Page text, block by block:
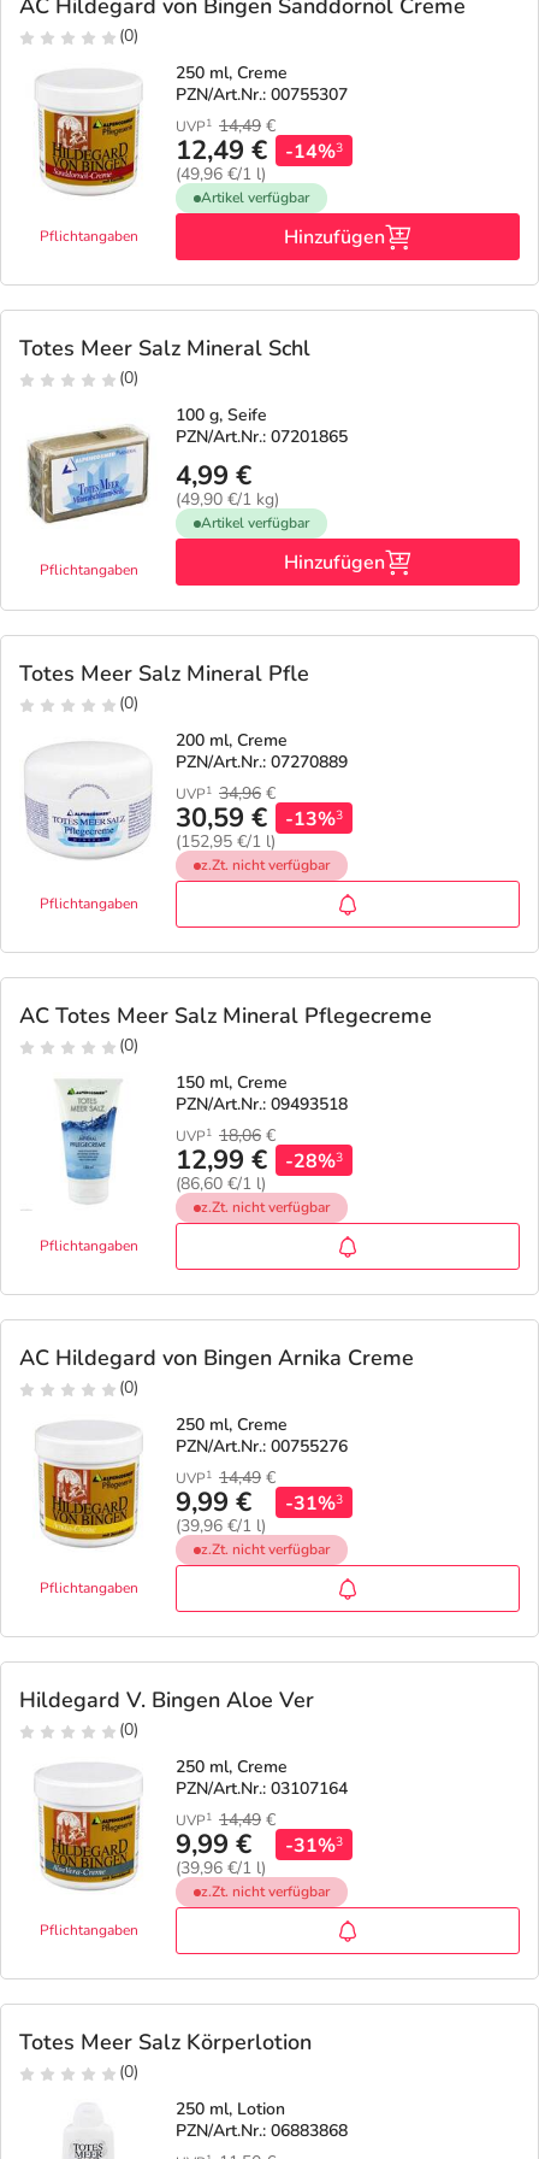
Tierapotheke
Vitamine & Mineralstoffe
Salus Deals
AC Hildegard von Bingen Sanddornöl Creme
(0)
Pflichtangaben
250 ml, Creme
PZN/Art.Nr.: 00755307
UVP1 14,49 €
12,49 €
(49,96 €/1 l)
-14%3
Artikel verfügbar
Hinzufügen
Totes Meer Salz Mineral Schl
(0)
Pflichtangaben
100 g, Seife
PZN/Art.Nr.: 07201865
4,99 €
(49,90 €/1 kg)
Artikel verfügbar
Hinzufügen
Totes Meer Salz Mineral Pfle
(0)
Pflichtangaben
200 ml, Creme
PZN/Art.Nr.: 07270889
UVP1 34,96 €
30,59 €
(152,95 €/1 l)
-13%3
z.Zt. nicht verfügbar
AC Totes Meer Salz Mineral Pflegecreme
(0)
Pflichtangaben
150 ml, Creme
PZN/Art.Nr.: 09493518
UVP1 18,06 €
12,99 €
(86,60 €/1 l)
-28%3
z.Zt. nicht verfügbar
AC Hildegard von Bingen Arnika Creme
(0)
Pflichtangaben
250 ml, Creme
PZN/Art.Nr.: 00755276
UVP1 14,49 €
9,99 €
(39,96 €/1 l)
-31%3
z.Zt. nicht verfügbar
Hildegard V. Bingen Aloe Ver
(0)
Pflichtangaben
250 ml, Creme
PZN/Art.Nr.: 03107164
UVP1 14,49 €
9,99 €
(39,96 €/1 l)
-31%3
z.Zt. nicht verfügbar
Totes Meer Salz Körperlotion
(0)
250 ml, Lotion
PZN/Art.Nr.: 06883868